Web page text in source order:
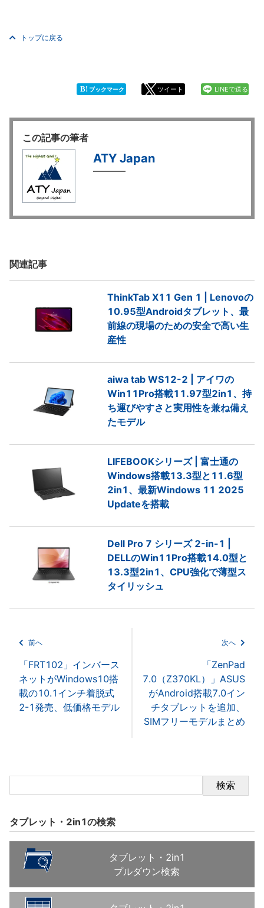
トップに戻る
B! ブックマーク ツイート LINEで送る
この記事の筆者
ATY Japan
関連記事
ThinkTab X11 Gen 1 | Lenovoの
10.95型Androidタブレット、最
前線の現場のための安全で高い生
産性
aiwa tab WS12-2 | アイワの
Win11Pro搭載11.97型2in1、持
ち運びやすさと実用性を兼ね備え
たモデル
LIFEBOOKシリーズ | 富士通の
Windows搭載13.3型と11.6型
2in1、最新Windows 11 2025
Updateを搭載
Dell Pro 7 シリーズ 2-in-1 |
DELLのWin11Pro搭載14.0型と
13.3型2in1、CPU強化で薄型ス
タイリッシュ
前へ
「FRT102」インバース
ネットがWindows10搭
載の10.1インチ着脱式
2-1発売、低価格モデル
次へ
「ZenPad
7.0（Z370KL）」ASUS
がAndroid搭載7.0イン
チタブレットを追加、
SIMフリーモデルまとめ
検索
タブレット・2in1の検索
タブレット・2in1
プルダウン検索